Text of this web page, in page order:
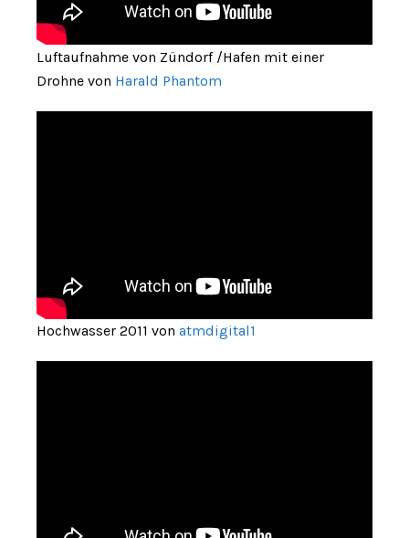
Luftaufnahme von Zündorf /Hafen mit einer
Drohne von Harald Phantom
Hochwasser 2011 von atmdigital1